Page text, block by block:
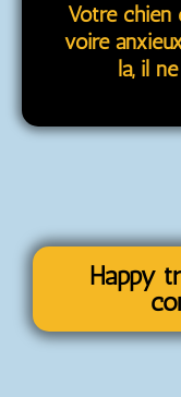
Votre chien
voire
la, il
Happy